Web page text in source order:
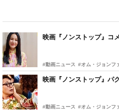
映画『ノンストップ』コ
#動画ニュース #オム・ジョンフ
映画『ノンストップ』パ
#動画ニュース #オム・ジョンフ